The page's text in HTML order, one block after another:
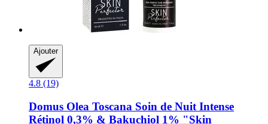
Ajouter
4.8 (19)
Domus Olea Toscana Soin de Nuit Intense
Rétinol 0,3% & Bakuchiol 1% "Skin